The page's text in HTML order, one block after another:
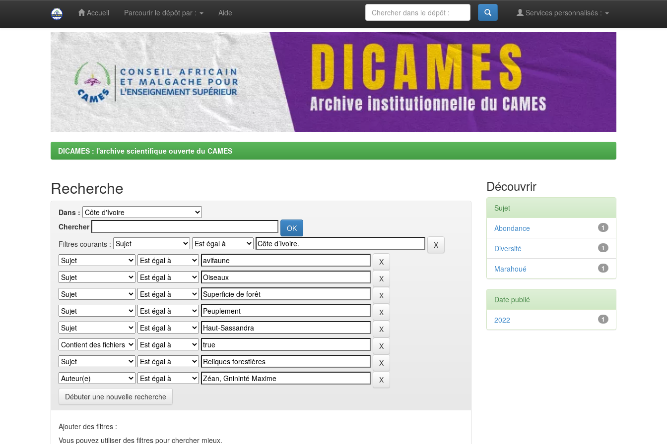
Accueil Parcourir le dépôt par : Aide Services personnalisés :
DICAMES : l'archive scientifique ouverte du CAMES
Recherche
Dans :
Chercher
Filtres courants :
Débuter une nouvelle recherche
Ajouter des filtres :
Vous pouvez utiliser des filtres pour chercher mieux.
Découvrir
Sujet
1
Abondance
1
Diversité
1
Marahoué
Date publié
1
2022